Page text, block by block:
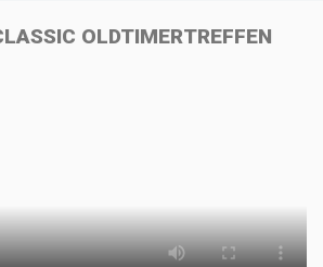
OLDTIMERTREFFEN